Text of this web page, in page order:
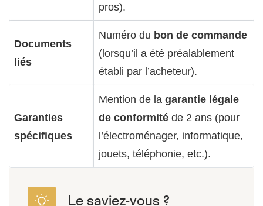
pros).
Documents
liés
Numéro du bon de commande
(lorsqu’il a été préalablement
établi par l’acheteur).
Garanties
spécifiques
Mention de la garantie légale
de conformité de 2 ans (pour
l’électroménager, informatique,
jouets, téléphonie, etc.).